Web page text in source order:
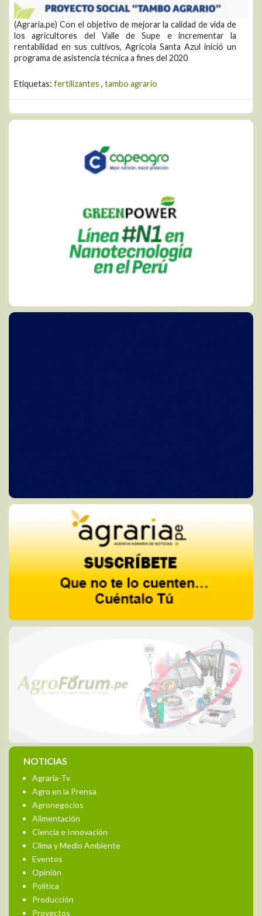
(Agraria.pe) Con el objetivo de mejorar la calidad de vida de
los agricultores del Valle de Supe e incrementar la
rentabilidad en sus cultivos, Agrícola Santa Azul inició un
programa de asistencia técnica a fines del 2020
Etiquetas: fertilizantes , tambo agrario
NOTICIAS
Agraria-Tv
Agro en la Prensa
Agronegocios
Alimentación
Ciencia e Innovación
Clima y Medio Ambiente
Eventos
Opinión
Política
Producción
Proyectos